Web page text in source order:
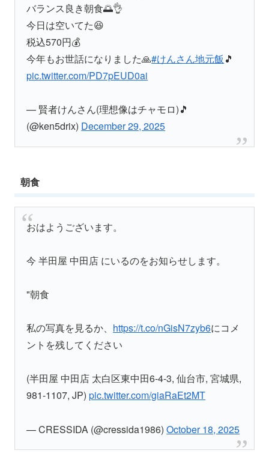
バランス良き朝食🌅👌
今日は空いてた😆
税込570円💰
今年もお世話になりました🙏#けんさん地元飯 🎵
pic.twitter.com/PD7pEUD0ai
— 賢者けんさん(理想像はチャモロ)🎵
(@ken5drix) December 29, 2025
朝食
おはようございます。
今 半田屋 中田店 にいるのをお知らせします。
"朝食
私の写真を見るか、 https://t.co/nGisN7zyb6にコメ
ントを残してください
(半田屋 中田店 太白区東中田6-4-3, 仙台市, 宮城県,
981-1107, JP)pic.twitter.com/giaRaEt2MT
— CRESSIDA (@cressida1986)October 18, 2025